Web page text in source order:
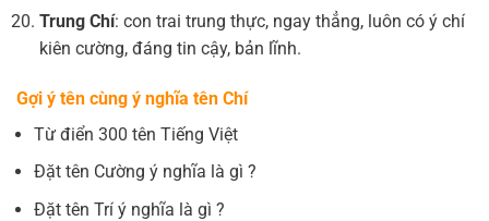
Trung Chí: con trai trung thực, ngay thẳng, luôn có ý chí
kiên cường, đáng tin cậy, bản lĩnh.
Gợi ý tên cùng ý nghĩa tên Chí
Từ điển 300 tên Tiếng Việt
Đặt tên Cường ý nghĩa là gì ?
Đặt tên Trí ý nghĩa là gì ?